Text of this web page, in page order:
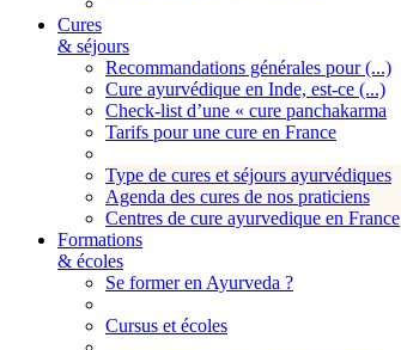
Cures
& séjours
Recommandations générales pour (...)
Cure ayurvédique en Inde, est-ce (...)
Check-list d’une « cure panchakarma
Tarifs pour une cure en France
Type de cures et séjours ayurvédiques
Agenda des cures de nos praticiens
Centres de cure ayurvedique en France
Formations
& écoles
Se former en Ayurveda ?
Cursus et écoles